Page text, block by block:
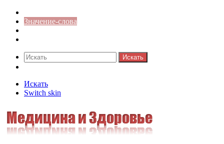
Значение-слова
Искать
Искать
Switch skin